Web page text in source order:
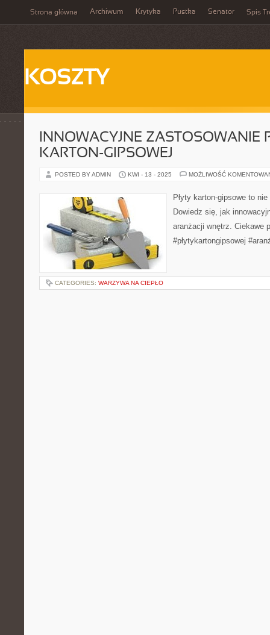
Strona główna Archiwum Krytyka Pustka Senator Spis
KOSZTY
INNOWACYJNE ZASTOSOWANIE
KARTON-GIPSOWEJ
POSTED BY ADMIN KWI - 13 - 2025 MOŻLIWOŚĆ
Płyty karton-gipsowe to
Dowiedz się, jak
aranżacji wnętrz. Ciekawe
#płytykartongipsowej
CATEGORIES: WARZYWA NA CIEPŁO